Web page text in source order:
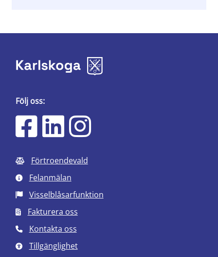
Följ oss:
Förtroendevald
Felanmälan
Visselblåsarfunktion
Fakturera oss
Kontakta oss
Tillgänglighet